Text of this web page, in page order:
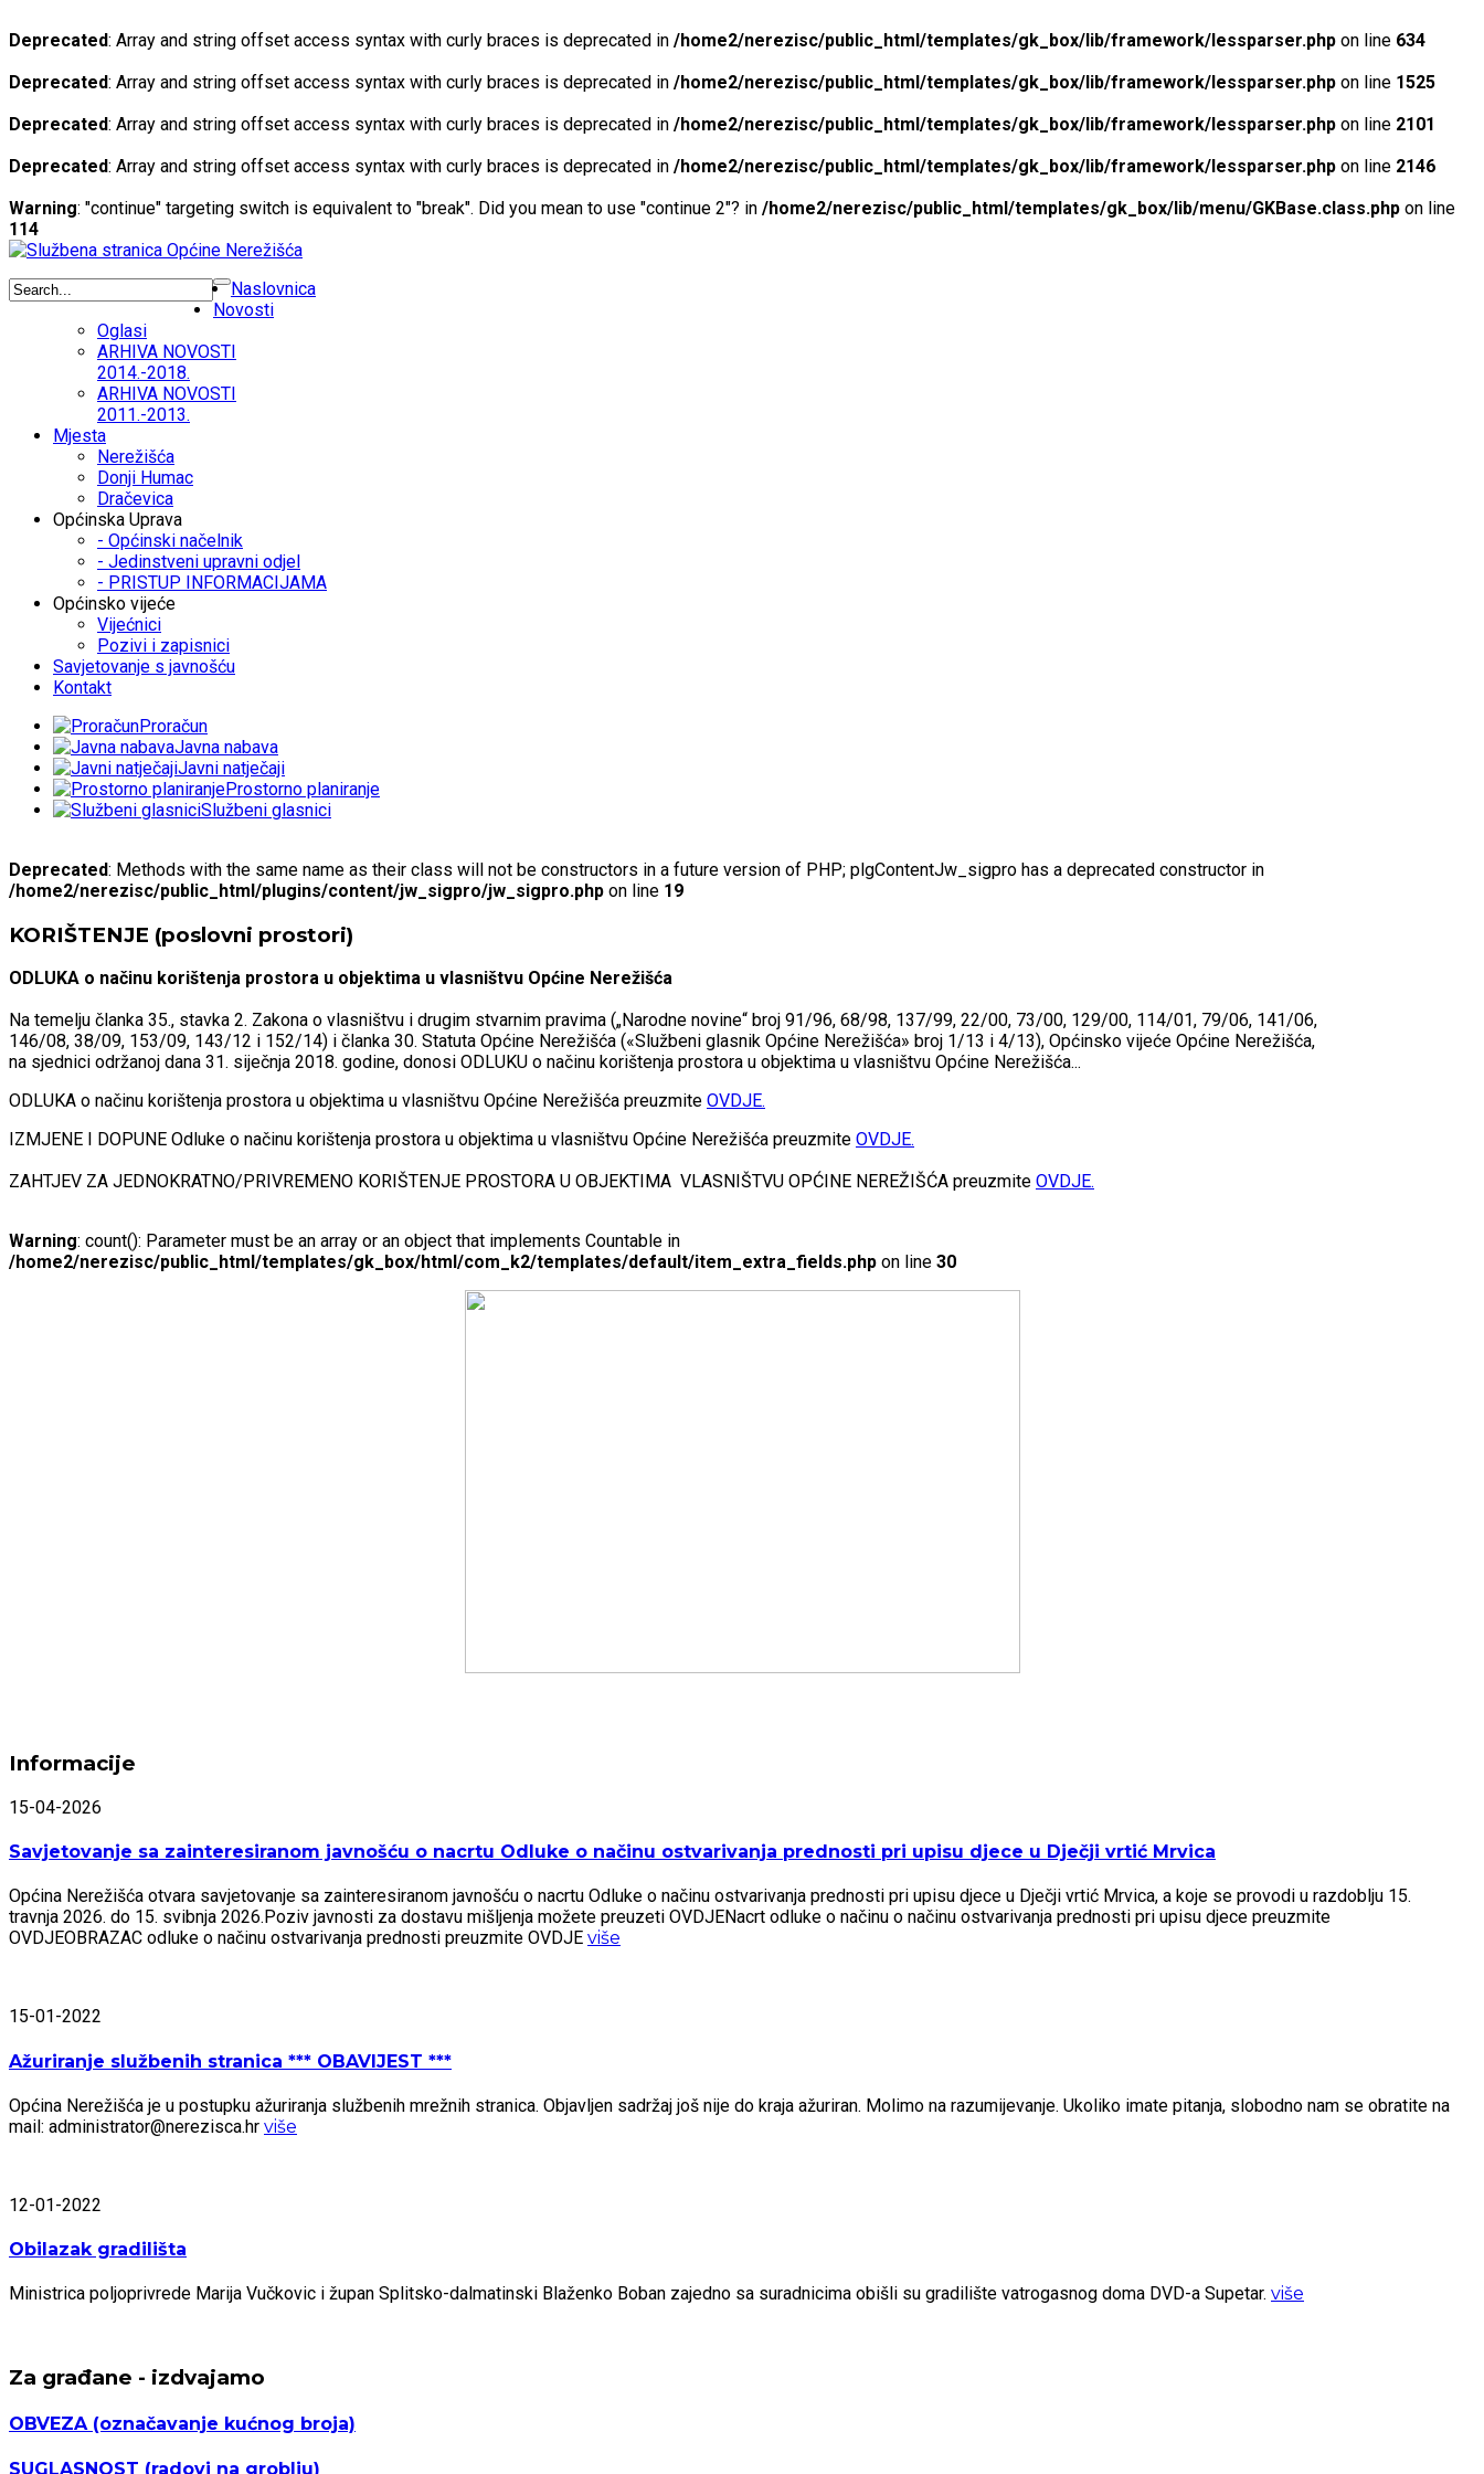
Deprecated: Array and string offset access syntax with curly braces is deprecated in /home2/nerezisc/public_html/templates/gk_box/lib/framework/lessparser.php on line 634
Deprecated: Array and string offset access syntax with curly braces is deprecated in /home2/nerezisc/public_html/templates/gk_box/lib/framework/lessparser.php on line 1525
Deprecated: Array and string offset access syntax with curly braces is deprecated in /home2/nerezisc/public_html/templates/gk_box/lib/framework/lessparser.php on line 2101
Deprecated: Array and string offset access syntax with curly braces is deprecated in /home2/nerezisc/public_html/templates/gk_box/lib/framework/lessparser.php on line 2146
Warning: "continue" targeting switch is equivalent to "break". Did you mean to use "continue 2"? in /home2/nerezisc/public_html/templates/gk_box/lib/menu/GKBase.class.php on line
114
Naslovnica
Novosti
Oglasi
ARHIVA NOVOSTI
2014.-2018.
ARHIVA NOVOSTI
2011.-2013.
Mjesta
Nerežišća
Donji Humac
Dračevica
Općinska Uprava
- Općinski načelnik
- Jedinstveni upravni odjel
- PRISTUP INFORMACIJAMA
Općinsko vijeće
Vijećnici
Pozivi i zapisnici
Savjetovanje s javnošću
Kontakt
Proračun
Javna nabava
Javni natječaji
Prostorno planiranje
Službeni glasnici
Deprecated: Methods with the same name as their class will not be constructors in a future version of PHP; plgContentJw_sigpro has a deprecated constructor in
/home2/nerezisc/public_html/plugins/content/jw_sigpro/jw_sigpro.php on line 19
KORIŠTENJE (poslovni prostori)
ODLUKA o načinu korištenja prostora u objektima u vlasništvu Općine Nerežišća
Na temelju članka 35., stavka 2. Zakona o vlasništvu i drugim stvarnim pravima („Narodne novine“ broj 91/96, 68/98, 137/99, 22/00, 73/00, 129/00, 114/01, 79/06, 141/06,
146/08, 38/09, 153/09, 143/12 i 152/14) i članka 30. Statuta Općine Nerežišća («Službeni glasnik Općine Nerežišća» broj 1/13 i 4/13), Općinsko vijeće Općine Nerežišća,
na sjednici održanoj dana 31. siječnja 2018. godine, donosi ODLUKU o načinu korištenja prostora u objektima u vlasništvu Općine Nerežišća...
ODLUKA o načinu korištenja prostora u objektima u vlasništvu Općine Nerežišća preuzmite OVDJE.
IZMJENE I DOPUNE Odluke o načinu korištenja prostora u objektima u vlasništvu Općine Nerežišća preuzmite OVDJE.
ZAHTJEV ZA JEDNOKRATNO/PRIVREMENO KORIŠTENJE PROSTORA U OBJEKTIMA VLASNIŠTVU OPĆINE NEREŽIŠĆA preuzmite OVDJE.
Warning: count(): Parameter must be an array or an object that implements Countable in
/home2/nerezisc/public_html/templates/gk_box/html/com_k2/templates/default/item_extra_fields.php on line 30
Informacije
15-04-2026
Savjetovanje sa zainteresiranom javnošću o nacrtu Odluke o načinu ostvarivanja prednosti pri upisu djece u Dječji vrtić Mrvica
Općina Nerežišća otvara savjetovanje sa zainteresiranom javnošću o nacrtu Odluke o načinu ostvarivanja prednosti pri upisu djece u Dječji vrtić Mrvica, a koje se provodi u razdoblju 15.
travnja 2026. do 15. svibnja 2026.Poziv javnosti za dostavu mišljenja možete preuzeti OVDJENacrt odluke o načinu o načinu ostvarivanja prednosti pri upisu djece preuzmite
OVDJEOBRAZAC odluke o načinu ostvarivanja prednosti preuzmite OVDJE više
15-01-2022
Ažuriranje službenih stranica *** OBAVIJEST ***
Općina Nerežišća je u postupku ažuriranja službenih mrežnih stranica. Objavljen sadržaj još nije do kraja ažuriran. Molimo na razumijevanje. Ukoliko imate pitanja, slobodno nam se obratite na
mail: administrator@nerezisca.hr više
12-01-2022
Obilazak gradilišta
Ministrica poljoprivrede Marija Vučkovic i župan Splitsko-dalmatinski Blaženko Boban zajedno sa suradnicima obišli su gradilište vatrogasnog doma DVD-a Supetar. više
Za građane - izdvajamo
OBVEZA(označavanje kućnog broja)
SUGLASNOST (radovi na groblju)